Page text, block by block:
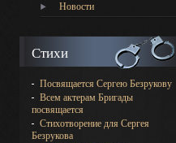
Новости
Стихи
Посвящается Сергею Безрукову
Всем актерам Бригады
посвящается
Стихотворение для Сергея
Безрукова